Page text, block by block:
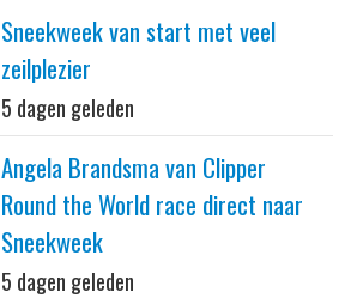
Sneekweek van start met veel
zeilplezier
5 dagen geleden
Angela Brandsma van Clipper
Round the World race direct naar
Sneekweek
5 dagen geleden